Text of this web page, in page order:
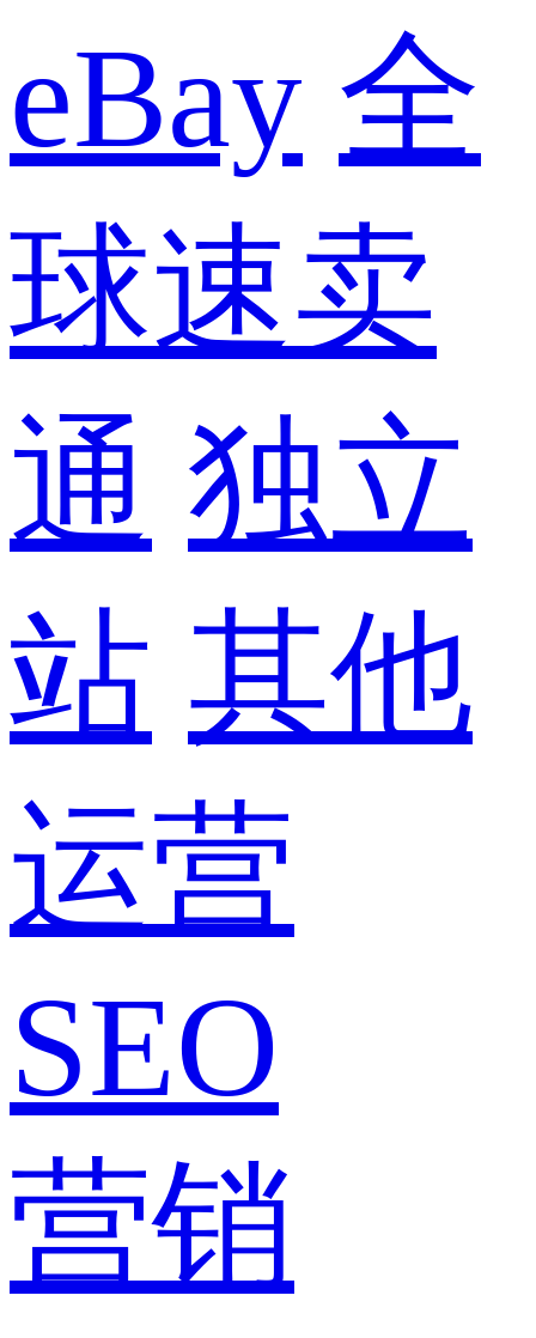
eBay 全
球速卖
通 独立
站 其他
运营
SEO
营销